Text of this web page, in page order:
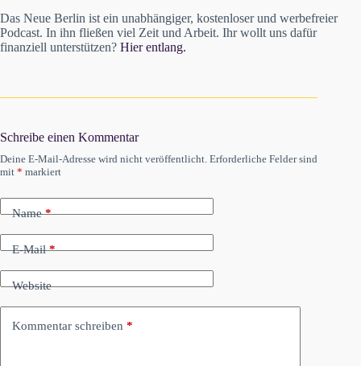
Das Neue Berlin ist ein unabhängiger, kostenloser und werbefreier
Podcast. In ihn fließen viel Zeit und Arbeit. Ihr wollt uns dafür
finanziell unterstützen? Hier entlang.
Schreibe einen Kommentar
Deine E-Mail-Adresse wird nicht veröffentlicht. Erforderliche Felder sind
mit * markiert
Name*
E-Mail*
Website
Kommentar schreiben *